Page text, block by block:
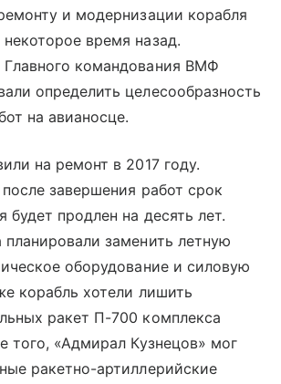
и модернизации корабля
время назад.
Главного командования ВМФ
определить целесообразность
на авианосце.
на ремонт в 2017 году.
завершения работ срок
будет продлен на десять лет.
заменить летную
оборудование и силовую
корабль хотели лишить
ракет П-700 комплекса
того, «Адмирал Кузнецов» мог
ракетно-артиллерийские